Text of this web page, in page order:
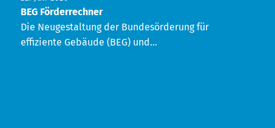
BEG Förderrechner
Die Neugestaltung der Bundesörderung für
effiziente Gebäude (BEG) und...